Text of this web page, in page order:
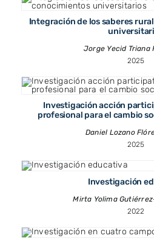
Integración de los saberes
Jorge Yecid Triana
2025
Investigación acción
profesional para el cambio
Daniel Lozano
2025
Investigación
Mirta Yolima
2022